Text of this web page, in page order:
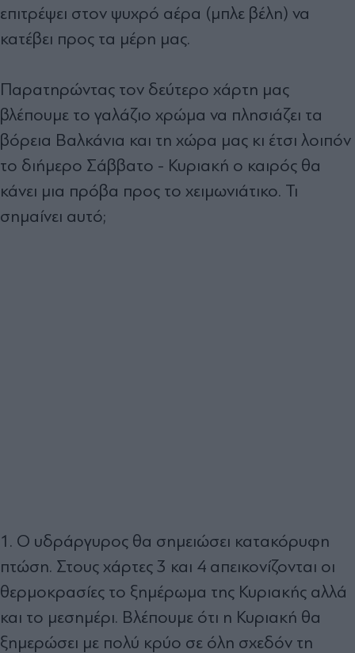
επιτρέψει στον ψυχρό αέρα (μπλε βέλη) να
κατέβει προς τα μέρη μας.
Παρατηρώντας τον δεύτερο χάρτη μας
βλέπουμε το γαλάζιο χρώμα να πλησιάζει τα
βόρεια Βαλκάνια και τη χώρα μας κι έτσι λοιπόν
το διήμερο Σάββατο - Κυριακή ο καιρός θα
κάνει μια πρόβα προς το χειμωνιάτικο. Τι
σημαίνει αυτό;
1. Ο υδράργυρος θα σημειώσει κατακόρυφη
πτώση. Στους χάρτες 3 και 4 απεικονίζονται οι
θερμοκρασίες το ξημέρωμα της Κυριακής αλλά
και το μεσημέρι. Βλέπουμε ότι η Κυριακή θα
ξημερώσει με πολύ κρύο σε όλη σχεδόν τη